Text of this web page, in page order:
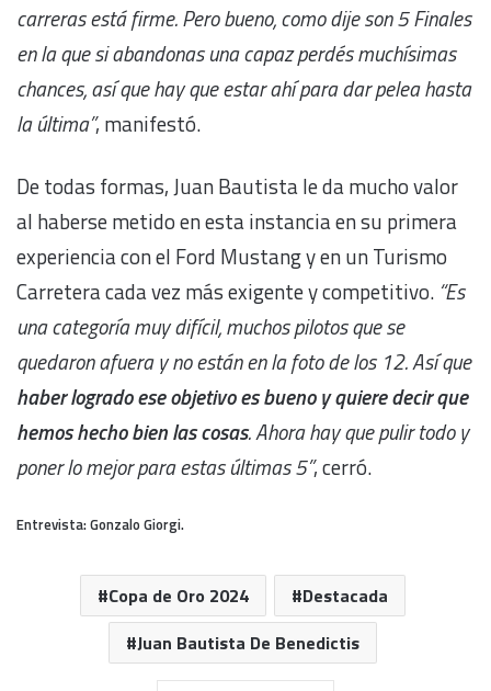
carreras está firme. Pero bueno, como dije son 5 Finales
en la que si abandonas una capaz perdés muchísimas
chances, así que hay que estar ahí para dar pelea hasta
la última”, manifestó.
De todas formas, Juan Bautista le da mucho valor
al haberse metido en esta instancia en su primera
experiencia con el Ford Mustang y en un Turismo
Carretera cada vez más exigente y competitivo. “Es
una categoría muy difícil, muchos pilotos que se
quedaron afuera y no están en la foto de los 12. Así que
haber logrado ese objetivo es bueno y quiere decir que
hemos hecho bien las cosas. Ahora hay que pulir todo y
poner lo mejor para estas últimas 5”, cerró.
Entrevista: Gonzalo Giorgi.
Copa de Oro 2024
Destacada
Juan Bautista De Benedictis